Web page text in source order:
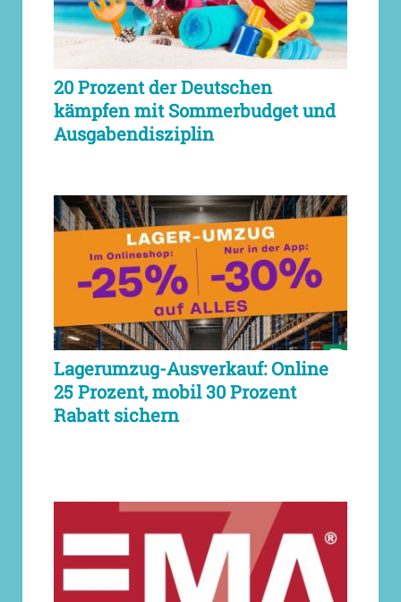
20 Prozent der Deutschen
kämpfen mit Sommerbudget und
Ausgabendisziplin
Lagerumzug-Ausverkauf: Online
25 Prozent, mobil 30 Prozent
Rabatt sichern